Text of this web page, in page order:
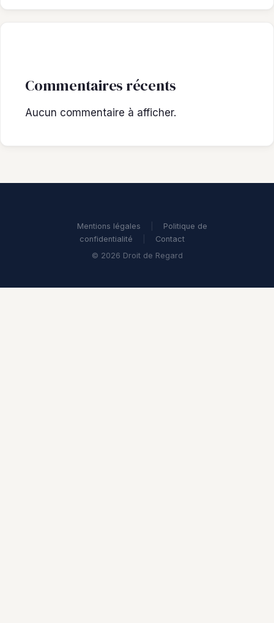
Commentaires récents
Aucun commentaire à afficher.
Mentions légales
Politique de
confidentialité
Contact
© 2026 Droit de Regard